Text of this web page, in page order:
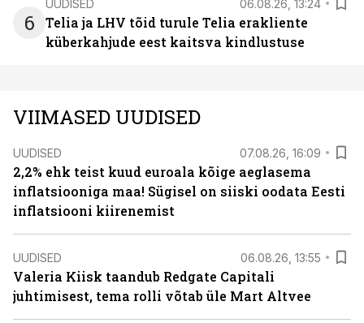
6
UUDISED 06.08.26, 13:24
Telia ja LHV tõid turule Telia erakliente
küberkahjude eest kaitsva kindlustuse
VIIMASED UUDISED
UUDISED 07.08.26, 16:09
2,2% ehk teist kuud euroala kõige aeglasema
inflatsiooniga maa! Sügisel on siiski oodata Eesti
inflatsiooni kiirenemist
UUDISED 06.08.26, 13:55
Valeria Kiisk taandub Redgate Capitali
juhtimisest, tema rolli võtab üle Mart Altvee